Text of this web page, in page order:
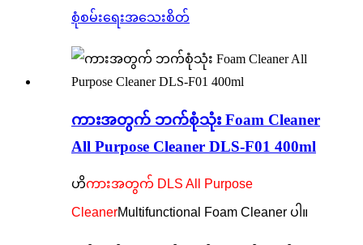
စုံစမ်းရေးအသေးစိတ်
ကားအတွက် ဘက်စုံသုံး Foam Cleaner
All Purpose Cleaner DLS-F01 400ml
ဟိကားအတွက် DLS All Purpose
CleanerMultifunctional Foam Cleaner ပါ။